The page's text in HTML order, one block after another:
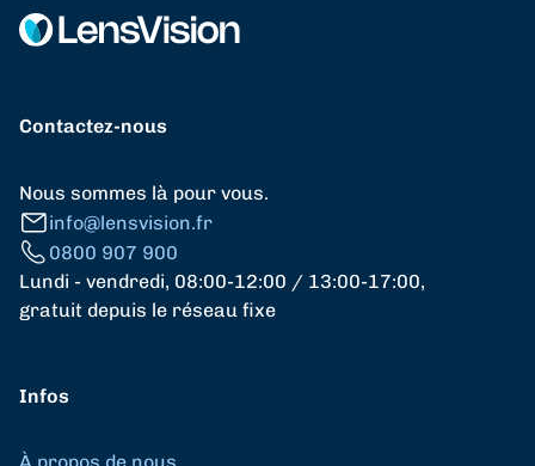
Contactez-nous
Nous sommes là pour vous.
info@lensvision.fr
0800 907 900
Lundi - vendredi, 08:00-12:00 / 13:00-17:00,
gratuit depuis le réseau fixe
Infos